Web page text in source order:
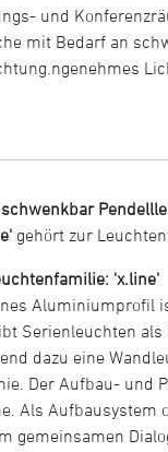
und
mit Bedarf an
gehört zur
'x.line'
Aluminiumprofil
Serienleuchten als
dazu eine
Der Aufbau- und
Als Aufbausystem
gemeinsamen